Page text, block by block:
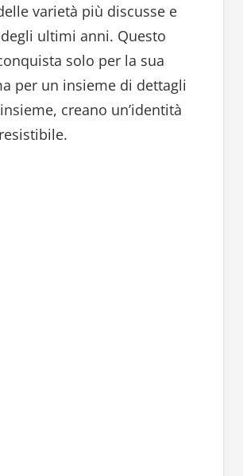
varietà più discusse e
ultimi anni. Questo
solo per la sua
per un insieme di dettagli
creano un’identità